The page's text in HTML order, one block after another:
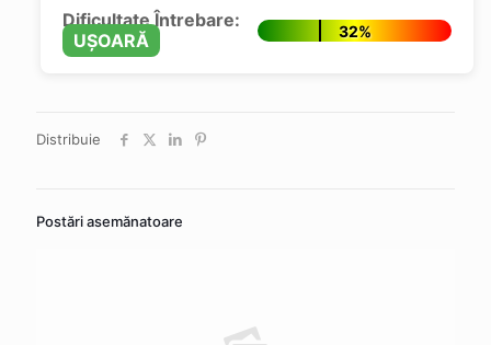
Dificultate Întrebare:
UȘOARĂ
32%
Distribuie
Postări asemănatoare